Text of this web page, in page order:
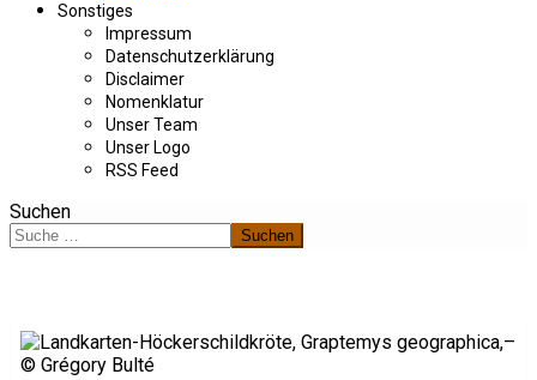
Sonstiges
Impressum
Datenschutzerklärung
Disclaimer
Nomenklatur
Unser Team
Unser Logo
RSS Feed
Suchen
Suchen